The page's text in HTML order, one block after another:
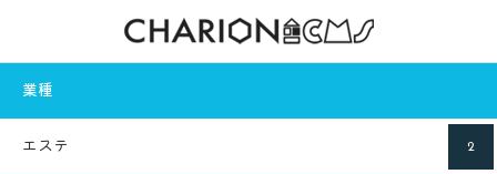
業種
2
エステ